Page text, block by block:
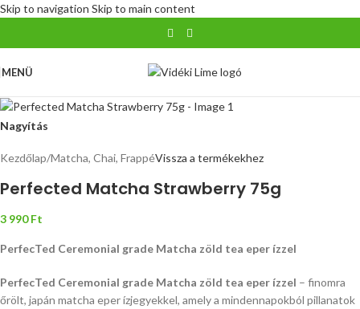
Skip to navigation Skip to main content
MENÜ
Nagyítás
Kezdőlap/Matcha, Chai, FrappéVissza a termékekhez
Perfected Matcha Strawberry 75g
3 990Ft
PerfecTed Ceremonial grade Matcha zöld tea eper ízzel
PerfecTed Ceremonial grade Matcha zöld tea eper ízzel – finomra
őrölt, japán matcha eper ízjegyekkel, amely a mindennapokból pillanatok